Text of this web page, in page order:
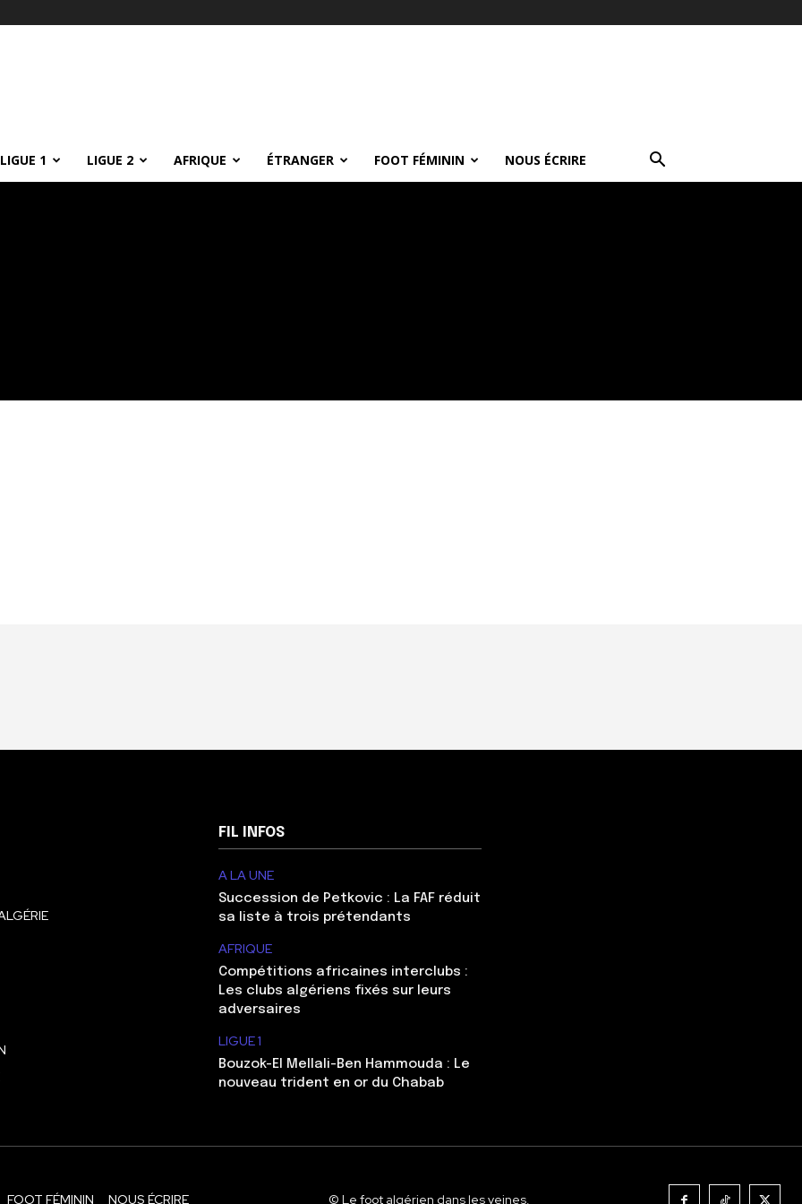
LIGUE 1 LIGUE 2 AFRIQUE ÉTRANGER FOOT FÉMININ NOUS ÉCRIRE
FIL INFOS
A LA UNE
Succession de Petkovic : La FAF réduit
sa liste à trois prétendants
AFRIQUE
Compétitions africaines interclubs :
Les clubs algériens fixés sur leurs
adversaires
LIGUE 1
Bouzok-El Mellali-Ben Hammouda : Le
nouveau trident en or du Chabab
FOOT FÉMININ NOUS ÉCRIRE © Le foot algérien dans les veines.